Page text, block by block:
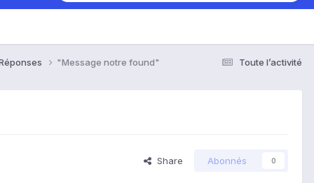
Toute l’activité
"Message notre found"
Share Abonnés 0